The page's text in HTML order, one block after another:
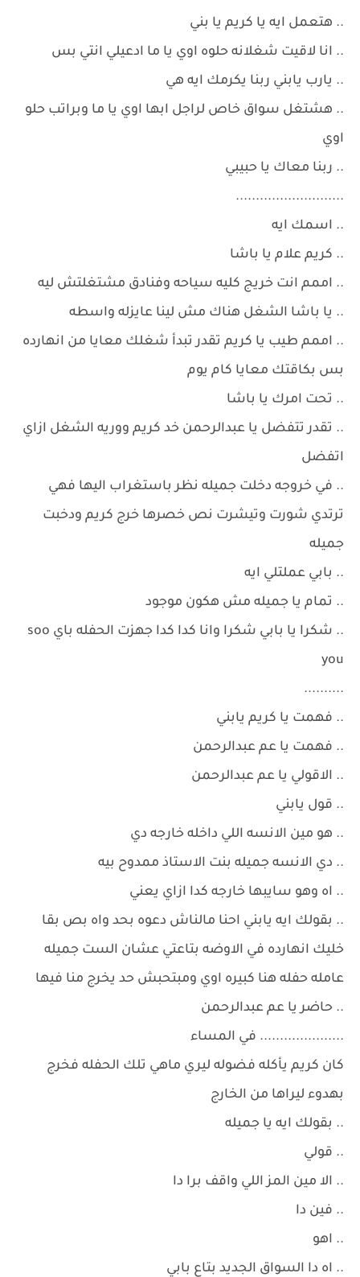
.. هتعمل ايه يا كريم يا بني
.. انا لاقيت شغلانه حلوه اوي يا ما ادعيلي انتي بس
.. يارب يابني ربنا يكرمك ايه هي
.. هشتغل سواق خاص لراجل ابها اوي يا ما وبراتب حلو
اوي
.. ربنا معاك يا حبيبي
...........................
.. اسمك ايه
.. كريم علام يا باشا
.. اممم انت خريج كليه سياحه وفنادق مشتغلتش ليه
.. يا باشا الشغل هناك مش لينا عايزله واسطه
.. اممم طيب يا كريم تقدر تبدأ شغلك معايا من انهارده
بس بكاقتك معايا كام يوم
.. تحت امرك يا باشا
.. تقدر تتفضل يا عبدالرحمن خد كريم ووريه الشغل ازاي
اتفضل
.. في خروجه دخلت جميله نظر باستغراب اليها فهي
ترتدي شورت وتيشرت نص خصرها خرج كريم ودخبت
جميله
.. بابي عملتلي ايه
.. تمام يا جميله مش هكون موجود
.. شكرا يا بابي شكرا وانا كدا كدا جهزت الحفله باي soo
you
..........
.. فهمت يا كريم يابني
.. فهمت يا عم عبدالرحمن
.. الاقولي يا عم عبدالرحمن
.. قول يابني
.. هو مين الانسه اللي داخله خارجه دي
.. دي الانسه جميله بنت الاستاذ ممدوح بيه
.. اه وهو سايبها خارجه كدا ازاي يعني
.. بقولك ايه يابني احنا مالناش دعوه بحد واه بص بقا
خليك انهارده في الاوضه بتاعتي عشان الست جميله
عامله حفله هنا كبيره اوي ومبتحبش حد يخرج منا فيها
.. حاضر يا عم عبدالرحمن
..................... في المساء
كان كريم يأكله فضوله ليري ماهي تلك الحفله فخرج
بهدوء ليراها من الخارج
.. بقولك ايه يا جميله
.. قولي
.. الا مين المز اللي واقف برا دا
.. فين دا
.. اهو
.. اه دا السواق الجديد بتاع بابي